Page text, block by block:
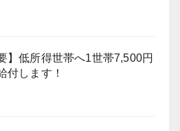
】低所得世帯へ1世帯7,500円
付します！